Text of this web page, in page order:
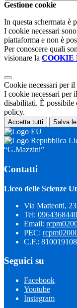
Gestione cookie
In questa schermata è
I cookie necessari
piattaforma e non è
Per conoscere quali
visionare la COOKIE
Cookie necessari per
I cookie necessari per
disabilitati. È possibile
policy.
Accetta tutti Salva
“G.Mazzini”
Contatti
Liceo delle Scienze
Via Matteotti,
Tel: 0964368440
Email:
PEC:
C.F.:
Seguici su
Facebook
Youtube
Instagram